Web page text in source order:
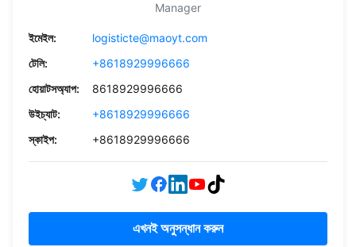
Manager
ইমেইল:
logisticte@maoyt.com
টেলি:
+8618929996666
হোয়াটসঅ্যাপ:
8618929996666
উইচ্যাট:
+8618929996666
স্কাইপ:
+8618929996666
এখনই অনুসন্ধান করুন